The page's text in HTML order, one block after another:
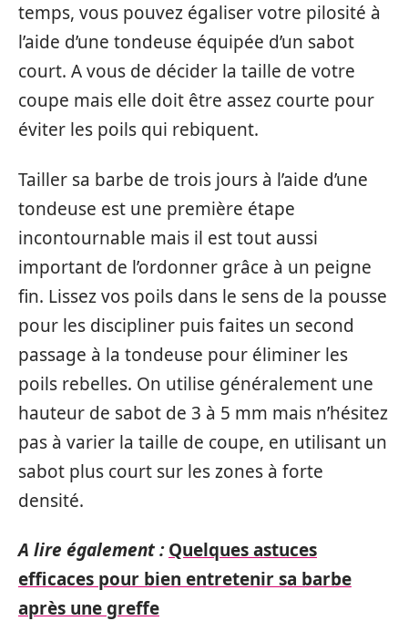
temps, vous pouvez égaliser votre pilosité à
l’aide d’une tondeuse équipée d’un sabot
court. A vous de décider la taille de votre
coupe mais elle doit être assez courte pour
éviter les poils qui rebiquent.
Tailler sa barbe de trois jours à l’aide d’une
tondeuse est une première étape
incontournable mais il est tout aussi
important de l’ordonner grâce à un peigne
fin. Lissez vos poils dans le sens de la pousse
pour les discipliner puis faites un second
passage à la tondeuse pour éliminer les
poils rebelles. On utilise généralement une
hauteur de sabot de 3 à 5 mm mais n’hésitez
pas à varier la taille de coupe, en utilisant un
sabot plus court sur les zones à forte
densité.
A lire également : Quelques astuces
efficaces pour bien entretenir sa barbe
après une greffe